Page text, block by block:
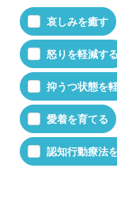
哀しみを癒す
怒りを軽減する
抑うつ状態を
愛着を育てる
認知行動療法